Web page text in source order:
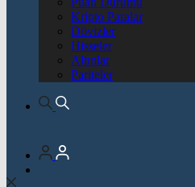
Kripto Paralar
Dövizler
Hisseler
Altınlar
Pariteler